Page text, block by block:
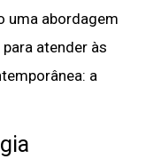
uma abordagem
atender às
a